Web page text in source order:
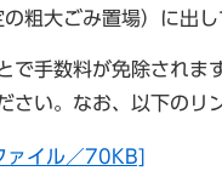
粗大ごみ置場）に出し
手数料が免除されま
さい。なお、以下のリ
ァイル／70KB]